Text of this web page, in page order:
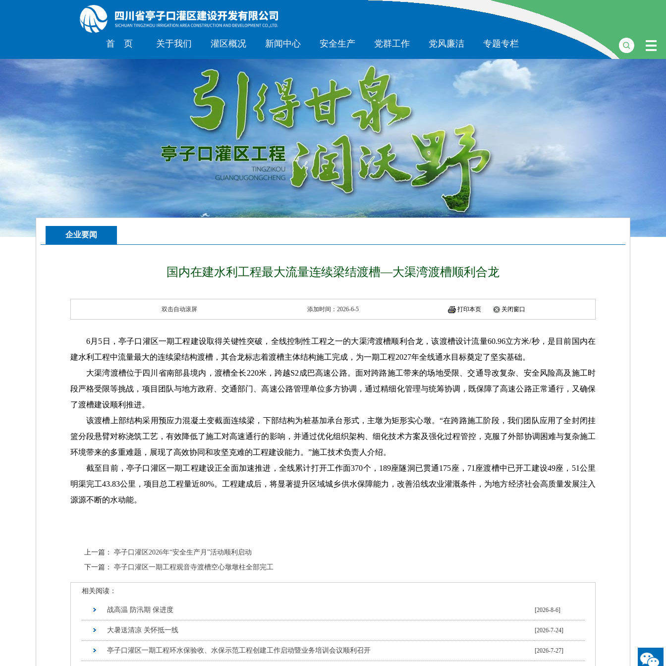
首 页 关于我们 灌区概况 新闻中心 安全生产 党群工作 党风廉洁 专题专栏
企业要闻
国内在建水利工程最大流量连续梁结渡槽—大渠湾渡槽顺利合龙
双击自动滚屏 添加时间：2026-6-5 打印本页 关闭窗口
6月5日，亭子口灌区一期工程建设取得关键性突破，全线控制性工程之一的大渠湾渡槽顺利合龙，该渡槽设计流量60.96立方米/秒，是目前国内在
建水利工程中流量最大的连续梁结构渡槽，其合龙标志着渡槽主体结构施工完成，为一期工程2027年全线通水目标奠定了坚实基础。
大渠湾渡槽位于四川省南部县境内，渡槽全长220米，跨越S2成巴高速公路。面对跨路施工带来的场地受限、交通导改复杂、安全风险高及施工时
段严格受限等挑战，项目团队与地方政府、交通部门、高速公路管理单位多方协调，通过精细化管理与统筹协调，既保障了高速公路正常通行，又确保
了渡槽建设顺利推进。
该渡槽上部结构采用预应力混凝土变截面连续梁，下部结构为桩基加承台形式，主墩为矩形实心墩。“在跨路施工阶段，我们团队应用了全封闭挂
篮分段悬臂对称浇筑工艺，有效降低了施工对高速通行的影响，并通过优化组织架构、细化技术方案及强化过程管控，克服了外部协调困难与复杂施工
环境带来的多重难题，展现了高效协同和攻坚克难的工程建设能力。”施工技术负责人介绍。
截至目前，亭子口灌区一期工程建设正全面加速推进，全线累计打开工作面370个，189座隧洞已贯通175座，71座渡槽中已开工建设49座，51公里
明渠完工43.83公里，项目总工程量近80%。工程建成后，将显著提升区域城乡供水保障能力，改善沿线农业灌溉条件，为地方经济社会高质量发展注入
源源不断的水动能。
上一篇： 亭子口灌区2026年“安全生产月”活动顺利启动
下一篇： 亭子口灌区一期工程观音寺渡槽空心墩墩柱全部完工
相关阅读：
战高温 防汛期 保进度 [2026-8-6]
大暑送清凉 关怀抵一线 [2026-7-24]
亭子口灌区一期工程环水保验收、水保示范工程创建工作启动暨业务培训会议顺利召开 [2026-7-27]